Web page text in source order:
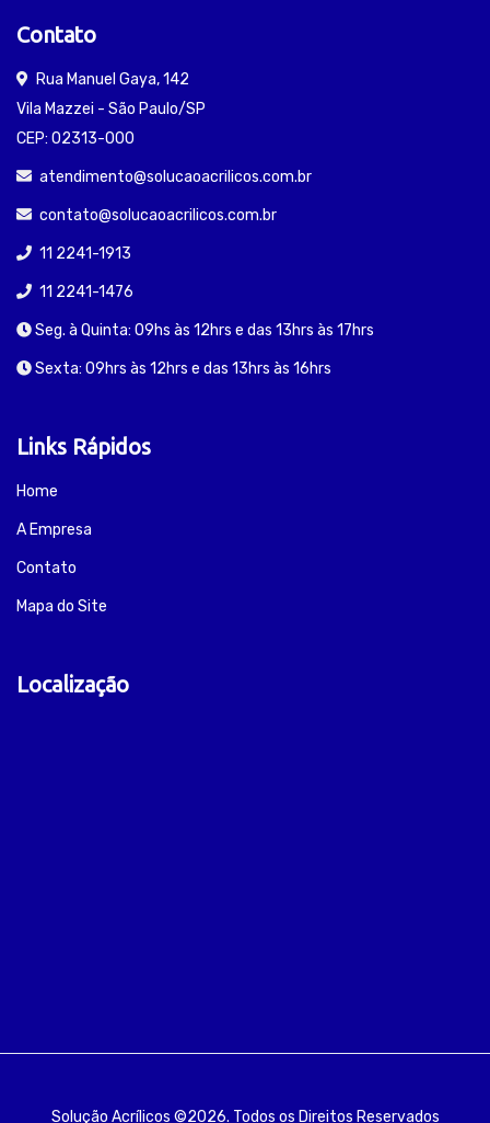
Contato
Rua Manuel Gaya, 142
Vila Mazzei - São Paulo/SP
CEP: 02313-000
atendimento@solucaoacrilicos.com.br
contato@solucaoacrilicos.com.br
11 2241-1913
11 2241-1476
Seg. à Quinta: 09hs às 12hrs e das 13hrs às 17hrs
Sexta: 09hrs às 12hrs e das 13hrs às 16hrs
Links Rápidos
Home
A Empresa
Contato
Mapa do Site
Localização
Solução Acrílicos ©2026. Todos os Direitos Reservados